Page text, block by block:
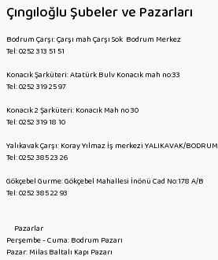
Çıngıloğlu Şubeler ve Pazarları
Bodrum Çarşı: Çarşı mah Çarşı Sok Bodrum Merkez
Tel: 0252 313 51 51
Konacık Şarküteri: Atatürk Bulv Konacık mah no:33
Tel: 0252 319 25 97
Konacık 2 Şarküteri: Konacık Mah no 30
Tel: 0252 319 18 10
Yalıkavak Çarşı: Koray Yılmaz İş merkezi YALIKAVAK/BODRUM
Tel: 0252 385 23 26
Gökçebel Gurme: Gökçebel Mahallesi İnönü Cad No:178 A/B
Tel: 0252 385 22 93
Pazarlar
Perşembe - Cuma: Bodrum Pazarı
Pazar: Milas Baltalı Kapı Pazarı